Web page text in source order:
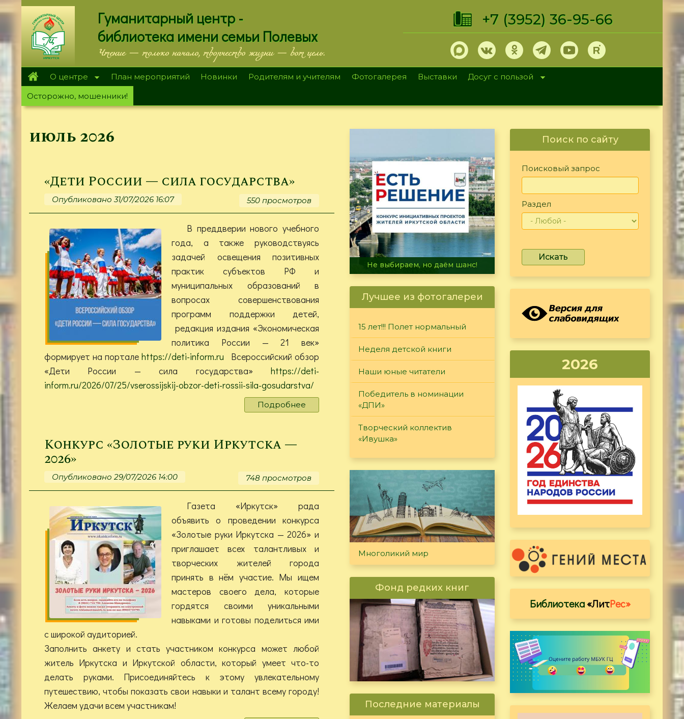
Перейти
к
основному
содержанию
Гуманитарный центр -
библиотека имени семьи Полевых
Чтение — только начало, творчество жизни — вот цель.
+7 (3952) 36-95-66
О центре План мероприятий Новинки Родителям и учителям Фотогалерея Выставки
Досуг с пользой
Осторожно, мошенники!
июль 2026
«Дети России — сила государства»
Опубликовано 31/07/2026 16:07 550 просмотров
В преддверии нового учебного
года, а также руководствуясь
задачей освещения позитивных
практик субъектов РФ и
муниципальных образований в
вопросах совершенствования
программ поддержки детей,
редакция издания «Экономическая
политика России — 21 век»
формирует на портале https://deti-inform.ru Всероссийский обзор
«Дети России — сила государства» https://deti-
inform.ru/2026/07/25/vserossijskij-obzor-deti-rossii-sila-gosudarstva/
Подробнее
«Дети
государства»
Конкурс «Золотые руки Иркутска —
2026»
Опубликовано 29/07/2026 14:00 748 просмотров
Газета «Иркутск» рада
объявить о проведении конкурса
«Золотые руки Иркутска — 2026» и
приглашает всех талантливых и
творческих жителей города
принять в нём участие. Мы ищем
мастеров своего дела, которые
гордятся своими уникальными
навыками и готовы поделиться ими
с широкой аудиторией.
Заполнить анкету и стать участником конкурса может любой
житель Иркутска и Иркутской области, который умеет что-то
делать руками. Присоединяйтесь к этому увлекательному
путешествию, чтобы показать свои навыки и талант всему городу!
Желаем удачи всем участникам!
В огне не горит, в воде не тонет
Лучшее из фотогалереи
15 лет!!! Полет нормальный
Неделя детской книги
Наши юные читатели
Победитель в номинации
«ДПИ»
Творческий коллектив
«Ивушка»
Многоликий мир
Фонд редких книг
Последние материалы
Поиск по сайту
Поисковый запрос
Раздел
Искать
2026
Библиотека«ЛитРес»